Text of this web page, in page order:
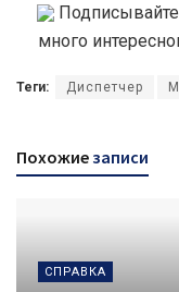
много
Теги: Диспетчер
Похожие записи
СПРАВКА